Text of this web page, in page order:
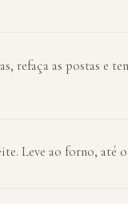
refaça as postas e
Leve ao forno, até o